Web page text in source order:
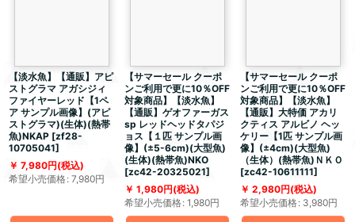
【淡水魚】【通販】アピ
ストグラマ アガシジィ
ファイヤーレッド【1ペ
ア サンプル画像】(アピ
ストグラマ)(生体)(熱帯
魚)NKAP [zf28-
10705041]
7,980円(税込)
希望小売価格: 7,980円
【サマーセール クーポ
ンご利用で更に10％OFF
対象商品】【淡水魚】
【通販】ゲオファーガス
sp レッドヘッドタパジ
ョス【１匹 サンプル画
像】(±5-6cm)(大型魚)
(生体)(熱帯魚)NKO
[zc42-20325021]
1,980円(税込)
希望小売価格: 1,980円
【サマーセール クーポ
ンご利用で更に10％OFF
対象商品】【淡水魚】
【通販】大特価 アカリ
クティス アルビノ ヘッ
ケリー【1匹 サンプル画
像】(±4cm)(大型魚)
（生体）(熱帯魚)ＮＫＯ
[zc42-10611111]
2,980円(税込)
希望小売価格: 3,980円